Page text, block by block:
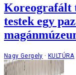
Koreografált
testek egy
Nagy Gergely KULTÚRA